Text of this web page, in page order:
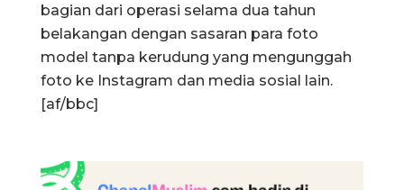
bagian dari operasi selama dua tahun
belakangan dengan sasaran para foto
model tanpa kerudung yang mengunggah
foto ke Instagram dan media sosial lain.
[af/bbc]